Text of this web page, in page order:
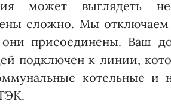
может выглядеть
сложно. Мы
присоединены. Ваш
подключен к линии,
котельные и